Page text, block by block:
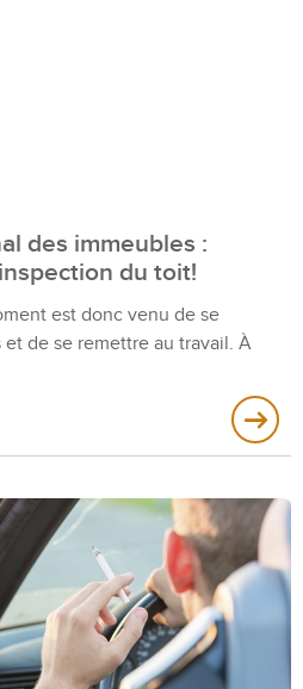
des immeubles :
du toit!
est donc venu de se
de se remettre au travail. À